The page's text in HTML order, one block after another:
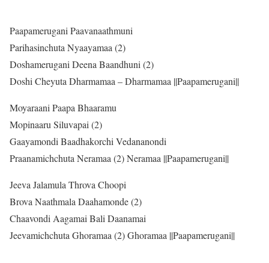
Paapamerugani Paavanaathmuni
Parihasinchuta Nyaayamaa (2)
Doshamerugani Deena Baandhuni (2)
Doshi Cheyuta Dharmamaa – Dharmamaa ||Paapamerugani||
Moyaraani Paapa Bhaaramu
Mopinaaru Siluvapai (2)
Gaayamondi Baadhakorchi Vedananondi
Praanamichchuta Neramaa (2) Neramaa ||Paapamerugani||
Jeeva Jalamula Throva Choopi
Brova Naathmala Daahamonde (2)
Chaavondi Aagamai Bali Daanamai
Jeevamichchuta Ghoramaa (2) Ghoramaa ||Paapamerugani||